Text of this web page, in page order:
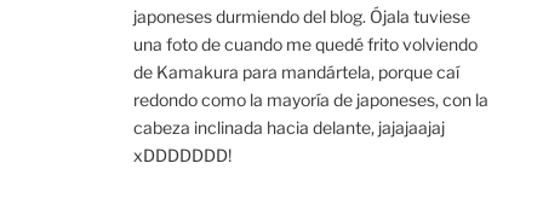
japoneses durmiendo del blog. Ójala tuviese
una foto de cuando me quedé frito volviendo
de Kamakura para mandártela, porque caí
redondo como la mayoría de japoneses, con la
cabeza inclinada hacia delante, jajajaajaj
xDDDDDDD!